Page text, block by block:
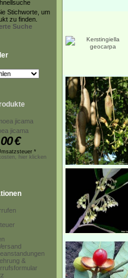
Stichworte, um
zu finden.
Suche
jicama
€
*
hier klicken
&